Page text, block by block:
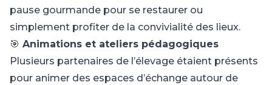
pause gourmande pour se restaurer ou
simplement profiter de la convivialité des lieux.
🎯 Animations et ateliers pédagogiques
Plusieurs partenaires de l’élevage étaient présents
pour animer des espaces d’échange autour de